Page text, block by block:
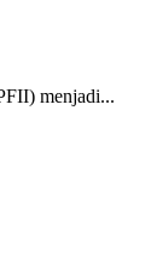
menjadi...